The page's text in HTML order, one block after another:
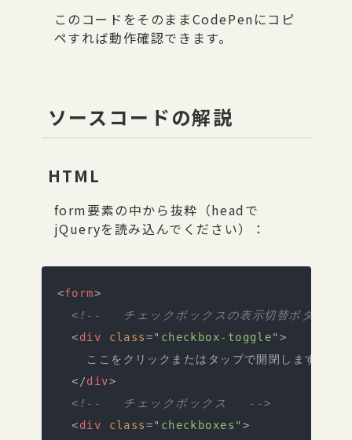
このコードをそのままCodePenにコピ
ペすれば動作確認できます。
ソースコードの解説
HTML
form要素の中から抜粋（headで
jQueryを読み込んでください）：
<form>
<!--   チェックボックスの表示切替ボタン
  <
div class="checkbox-toggle" >
    ここをクリックまたはタップで開閉します
  </
div>
  <!--   チェックボックス   -->
  <
div class="checkboxes" >